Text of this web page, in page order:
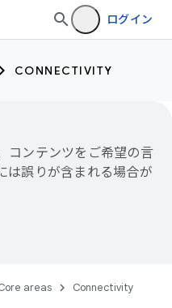
ログイン
CONNECTIVITY
コンテンツをご希望の言
は誤りが含まれる場合が
areas
Connectivity